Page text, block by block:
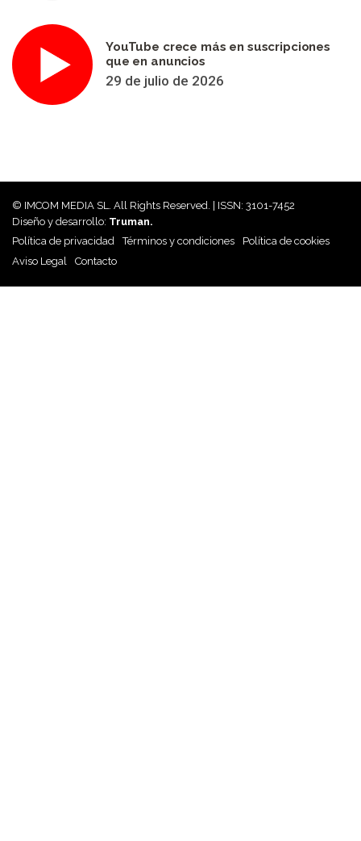
YouTube crece más en suscripciones
que en anuncios
29 de julio de 2026
© IMCOM MEDIA SL. All Rights Reserved. | ISSN: 3101-7452
Diseño y desarrollo: Truman.
Política de privacidad
Términos y condiciones
Política de cookies
Aviso Legal
Contacto